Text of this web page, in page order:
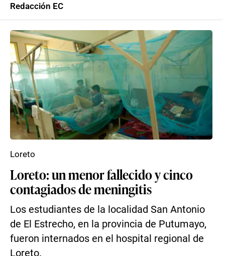
Redacción EC
Loreto: un menor fallecido y cinco
contagiados de meningitis
Los estudiantes de la localidad San Antonio
de El Estrecho, en la provincia de Putumayo,
fueron internados en el hospital regional de
Loreto.
Loreto